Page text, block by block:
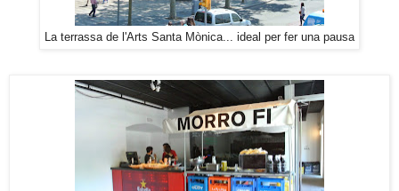
La terrassa de l'Arts Santa Mònica... ideal per fer una pausa